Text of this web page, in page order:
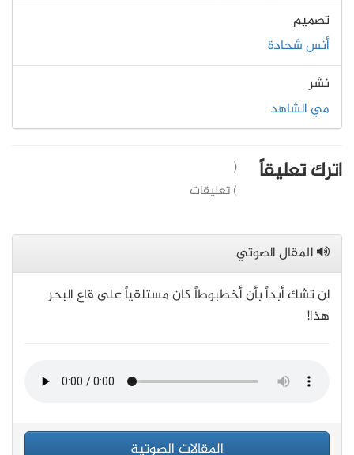
تصميم
أنس شحادة
نشر
مي الشاهد
اترك تعليقاً
(
) تعليقات
المقال الصوتي
لن تشك أبداً بأن أخطبوطاً كان مستلقياً على قاع البحر
هذا!
المقالات الصوتية